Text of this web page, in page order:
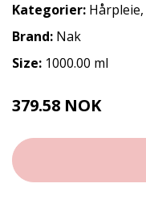
Kategorier: Hårpleie,
Brand: Nak
Size: 1000.00 ml
379.58 NOK